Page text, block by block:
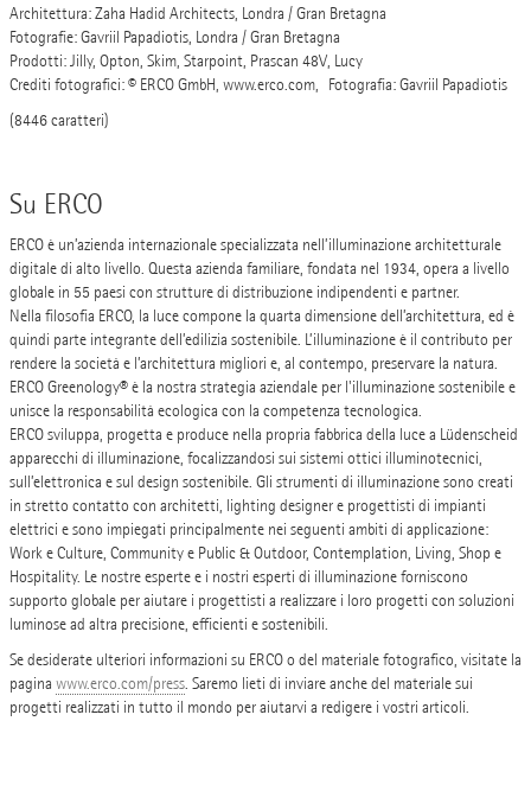
Architettura: Zaha Hadid Architects, Londra / Gran Bretagna
Fotografie: Gavriil Papadiotis, Londra / Gran Bretagna
Prodotti: Jilly, Opton, Skim, Starpoint, Prascan 48V, Lucy
Crediti fotografici: © ERCO GmbH, www.erco.com, Fotografia: Gavriil Papadiotis
(8446 caratteri)
Su ERCO
ERCO è un’azienda internazionale specializzata nell’illuminazione architetturale
digitale di alto livello. Questa azienda familiare, fondata nel 1934, opera a livello
globale in 55 paesi con strutture di distribuzione indipendenti e partner.
Nella filosofia ERCO, la luce compone la quarta dimensione dell’architettura, ed è
quindi parte integrante dell’edilizia sostenibile. L’illuminazione è il contributo per
rendere la società e l’architettura migliori e, al contempo, preservare la natura.
ERCO Greenology® è la nostra strategia aziendale per l'illuminazione sostenibile e
unisce la responsabilità ecologica con la competenza tecnologica.
ERCO sviluppa, progetta e produce nella propria fabbrica della luce a Lüdenscheid
apparecchi di illuminazione, focalizzandosi sui sistemi ottici illuminotecnici,
sull’elettronica e sul design sostenibile. Gli strumenti di illuminazione sono creati
in stretto contatto con architetti, lighting designer e progettisti di impianti
elettrici e sono impiegati principalmente nei seguenti ambiti di applicazione:
Work e Culture, Community e Public & Outdoor, Contemplation, Living, Shop e
Hospitality. Le nostre esperte e i nostri esperti di illuminazione forniscono
supporto globale per aiutare i progettisti a realizzare i loro progetti con soluzioni
luminose ad altra precisione, efficienti e sostenibili.
Se desiderate ulteriori informazioni su ERCO o del materiale fotografico, visitate la
pagina www.erco.com/press. Saremo lieti di inviare anche del materiale sui
progetti realizzati in tutto il mondo per aiutarvi a redigere i vostri articoli.